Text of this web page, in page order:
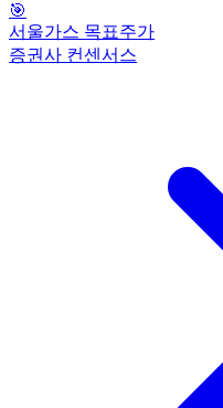
🎯
서울가스 목표주가
증권사 컨센서스